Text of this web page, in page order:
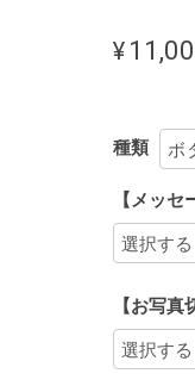
種類
【メッセ
【お写真